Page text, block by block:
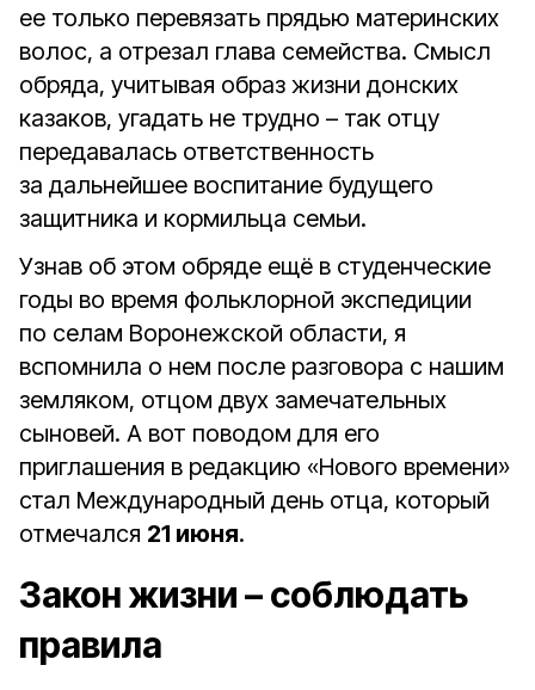
ее только перевязать прядью материнских
волос, а отрезал глава семейства. Смысл
обряда, учитывая образ жизни донских
казаков, угадать не трудно – так отцу
передавалась ответственность
за дальнейшее воспитание будущего
защитника и кормильца семьи.
Узнав об этом обряде ещё в студенческие
годы во время фольклорной экспедиции
по селам Воронежской области, я
вспомнила о нем после разговора с нашим
земляком, отцом двух замечательных
сыновей. А вот поводом для его
приглашения в редакцию «Нового времени»
стал Международный день отца, который
отмечался 21 июня.
Закон жизни – соблюдать
правила